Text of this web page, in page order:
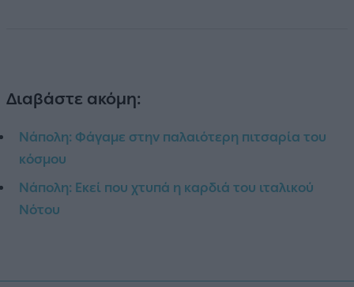
Διαβάστε ακόμη:
Νάπολη: Φάγαμε στην παλαιότερη πιτσαρία του
κόσμου
Νάπολη: Εκεί που χτυπά η καρδιά του ιταλικού
Νότου